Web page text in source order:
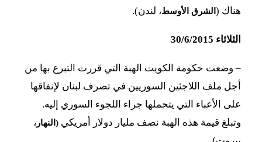
هناك ( الشرق الأوسط، لندن).
الثلاثاء 30/6/2015
– وضعت حكومة الكويت الهبة التي قررت التبرع بها من
أجل ملف اللاجئين السوريين في تصرف لبنان لإنفاقها
على الأعباء التي يتحملها جراء اللجوء السوري إليه.
وتبلغ قيمة هذه الهبة نصف مليار دولار أمريكي (النهار ،